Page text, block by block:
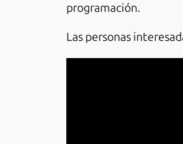
programación.
Las personas